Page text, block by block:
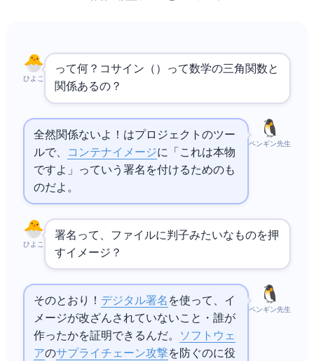
ひよこ
Cosignって何？コサイン（cos）って数学の三角関数と
関係あるの？
ペンギン先生
全然関係ないよ！Cosignはプロジェクトのツー
ルで、
コンテナイメージに「これは本物
ですよ」っていう署名を付けるためのも
のだよ。
ひよこ
署名って、ファイルに判子みたいなものを押
すイメージ？
ペンギン先生
そのとおり！ デジタル署名 を使って、イ
メージが改ざんされていないこと・誰が
作ったかを証明できるんだ。
ソフトウェ
アのサプライチェーン攻撃を防ぐのに役